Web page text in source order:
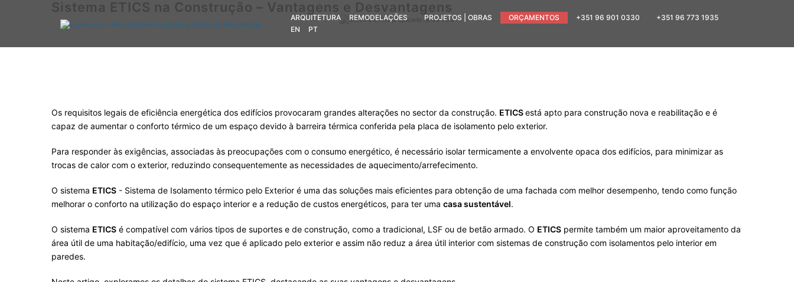
ARQUITETURA REMODELAÇÕES PROJETOS | OBRAS ORÇAMENTOS +351 96 901 0330
+351 96 773 1935
EN
PT
Sistema ETICS na Construção – Vantagens e Desvantagens
Os requisitos legais de eficiência energética dos edifícios provocaram grandes alterações no sector da construção. ETICSestá apto para construção nova e reabilitação e é
capaz de aumentar o conforto térmico de um espaço devido à barreira térmica conferida pela placa de isolamento pelo exterior.
Para responder às exigências, associadas às preocupações com o consumo energético, é necessário isolar termicamente a envolvente opaca dos edifícios, para minimizar as
trocas de calor com o exterior, reduzindo consequentemente as necessidades de aquecimento/arrefecimento.
O sistema ETICS - Sistema de Isolamento térmico pelo Exterior é uma das soluções mais eficientes para obtenção de uma fachada com melhor desempenho, tendo como função
melhorar o conforto na utilização do espaço interior e a redução de custos energéticos, para ter uma casa sustentável.
O sistema ETICS é compatível com vários tipos de suportes e de construção, como a tradicional, LSF ou de betão armado. O ETICS permite também um maior aproveitamento da
área útil de uma habitação/edifício, uma vez que é aplicado pelo exterior e assim não reduz a área útil interior com sistemas de construção com isolamentos pelo interior em
paredes.